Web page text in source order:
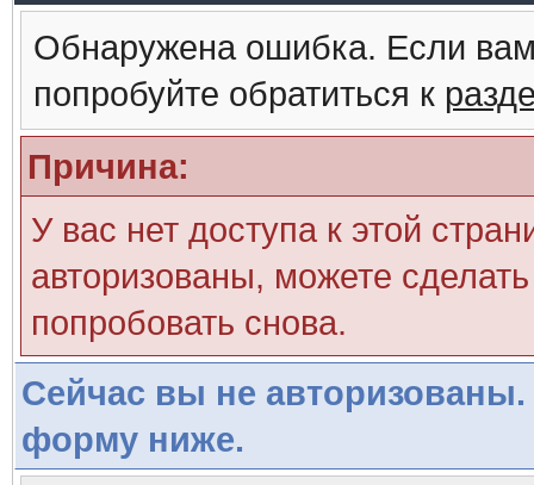
Обнаружена ошибка. Если
попробуйте обратиться к
Причина:
У вас нет доступа к этой
авторизованы, можете
попробовать снова.
Сейчас вы не авторизованы.
форму ниже.